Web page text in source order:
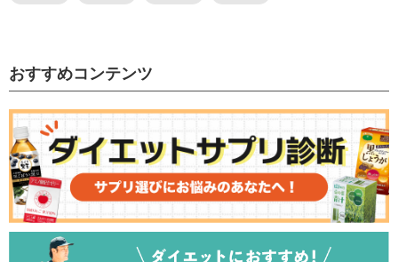
おすすめコンテンツ